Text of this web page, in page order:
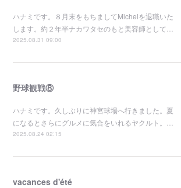
ハナミです。８月末をもちましてMichelを退職いた
します。約２年半ナカワタセのもと美容師として…
2025.08.31 09:00
野球観戦⑧
ハナミです。久しぶりに神宮球場へ行きました。夏
になるとさらにグルメに気合をいれるヤクルト。…
2025.08.24 02:15
vacances d'été